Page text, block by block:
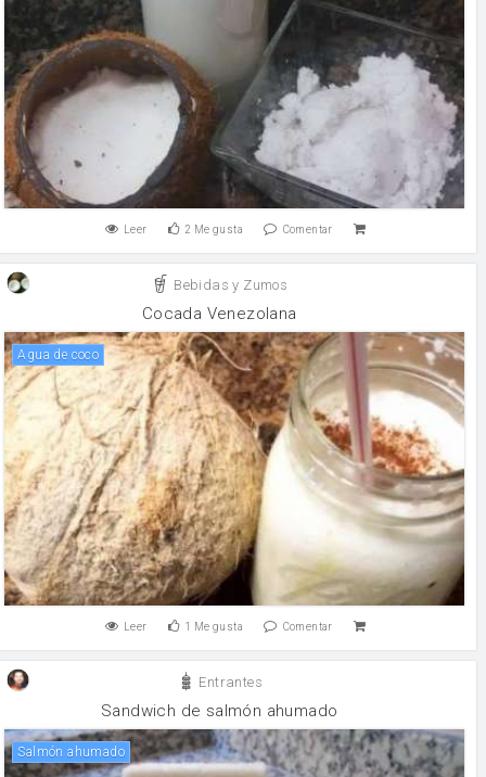
Leer 2 Me gusta Comentar
Bebidas y Zumos
Cocada Venezolana
agua de coco
Leer 1 Me gusta Comentar
Entrantes
Sandwich de salmón ahumado
Salmón ahumado